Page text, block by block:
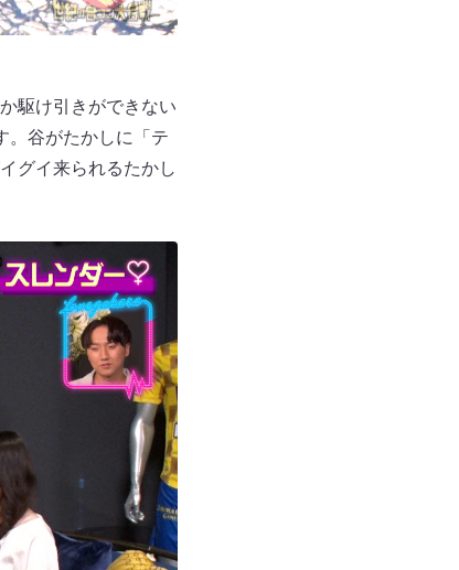
駆け引きができない
。谷がたかしに「テ
グイ来られるたかし